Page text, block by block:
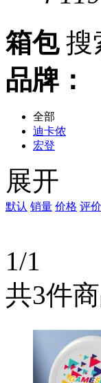
箱包搜
品牌：
全部
迪卡侬
宏登
展开
默认 销量 价格 评价
1/1
共3件